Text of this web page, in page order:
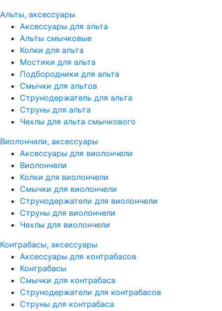
Альты, аксессуары
Аксессуары для альта
Альты смычковые
Колки для альта
Мостики для альта
Подбородники для альта
Смычки для альтов
Струнодержатель для альта
Струны для альта
Чехлы для альта смычкового
Виолончели, аксессуары
Аксессуары для виолончели
Виолончели
Колки для виолончели
Смычки для виолончели
Струнодержатели для виолончели
Струны для виолончели
Чехлы для виолончели
Контрабасы, аксессуары
Аксессуары для контрабасов
Контрабасы
Смычки для контрабаса
Струнодержатели для контрабасов
Струны для контрабаса